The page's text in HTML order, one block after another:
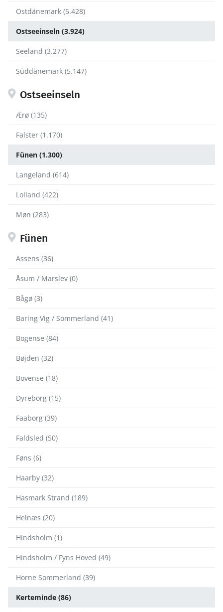
Ostdänemark (5.428)
Ostseeinseln (3.924)
Seeland (3.277)
Süddänemark (5.147)
Ostseeinseln
Ærø (135)
Falster (1.170)
Fünen (1.300)
Langeland (614)
Lolland (422)
Møn (283)
Fünen
Assens (36)
Åsum / Marslev (0)
Bågø (3)
Baring Vig / Sommerland (41)
Bogense (84)
Bøjden (32)
Bovense (18)
Dyreborg (15)
Faaborg (39)
Faldsled (50)
Føns (6)
Haarby (32)
Hasmark Strand (189)
Helnæs (20)
Hindsholm (1)
Hindsholm / Fyns Hoved (49)
Horne Sommerland (39)
Kerteminde (86)